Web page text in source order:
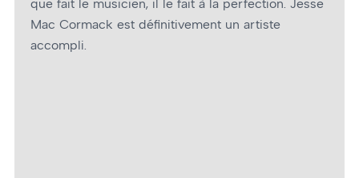
que fait le musicien, il le fait à la perfection. Jesse
Mac Cormack est définitivement un artiste
accompli.